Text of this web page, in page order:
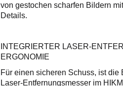
von gestochen scharfen Bildern
Details.
INTEGRIERTER LASER-
ERGONOMIE
Für einen sicheren Schuss, ist
Laser-Entfernungsmesser im